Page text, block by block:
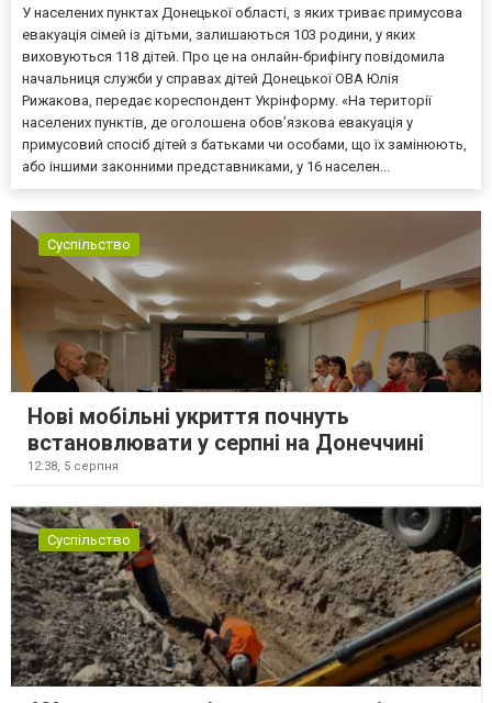
У населених пунктах Донецької області, з яких триває примусова
евакуація сімей із дітьми, залишаються 103 родини, у яких
виховуються 118 дітей. Про це на онлайн-брифінгу повідомила
начальниця служби у справах дітей Донецької ОВА Юлія
Рижакова, передає кореспондент Укрінформу. «На території
населених пунктів, де оголошена обов’язкова евакуація у
примусовий спосіб дітей з батьками чи особами, що їх замінюють,
або іншими законними представниками, у 16 населен...
Суспільство
Нові мобільні укриття почнуть
встановлювати у серпні на Донеччині
12:38, 5 серпня
Суспільство